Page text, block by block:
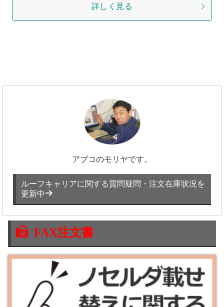
詳しく見る
アブコのモリヤです。
ルーフキャリアに関する質問疑問・注文在庫状況を
更新中
FAX注文書